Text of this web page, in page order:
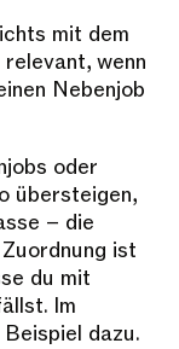
mit dem
wenn
Nebenjob
oder
übersteigen,
– die
ist
du mit
Im
dazu.